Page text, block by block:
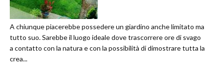
A chiunque piacerebbe possedere un giardino anche limitato ma
tutto suo. Sarebbe il luogo ideale dove trascorrere ore di svago
a contatto con la natura e con la possibilità di dimostrare tutta la
crea...